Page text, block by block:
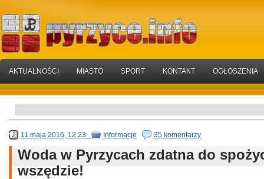
AKTUALNOŚCI MIASTO SPORT KONTAKT OGŁOSZENIA
11 maja 2016, 12:23 Informacje 35 komentarzy
Woda w Pyrzycach zdatna do
wszędzie!